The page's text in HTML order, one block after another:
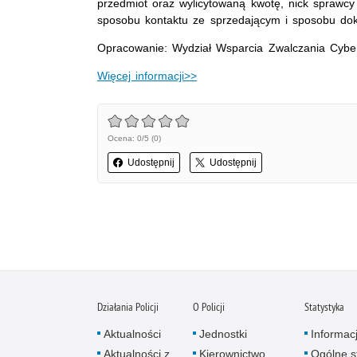
przedmiot oraz wylicytowaną kwotę, nick
sposobu kontaktu ze sprzedającym i sposobu
Opracowanie: Wydział Wsparcia Zwalczania
Więcej informacji>>
Ocena: 0/5 (0)
Udostępnij Udostępnij
Działania Policji
Aktualności
Aktualności z
O Policji
Jednostki
Kierownictwo
Statystyka
Ogólne